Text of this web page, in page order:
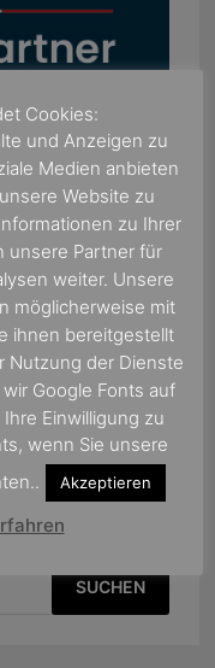
Cookies:
und Anzeigen zu
Medien anbieten
Website zu
zu Ihrer
unsere Partner für
weiter. Unsere
möglicherweise mit
ihnen bereitgestellt
Nutzung der Dienste
Google Fonts auf
Einwilligung zu
wenn Sie unsere
Akzeptieren